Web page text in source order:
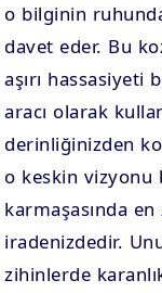
o bilginin
davet eder. Bu
aşırı hassasiyeti
aracı olarak
derinliğinizden
o keskin vizyonu
karmaşasında
iradenizdedir.
zihinlerde